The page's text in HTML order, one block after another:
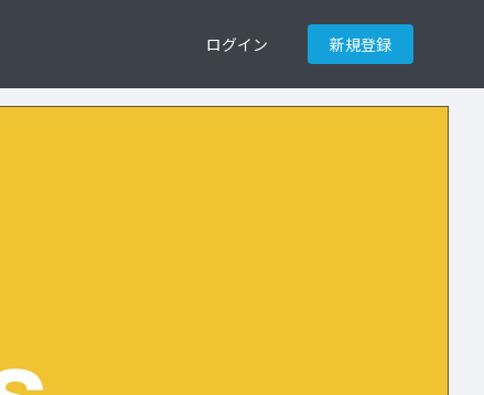
ログイン 新規登録